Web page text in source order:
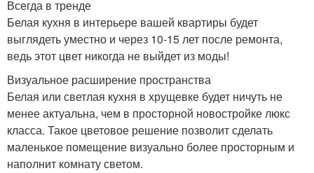
Всегда в тренде
Белая кухня в интерьере вашей квартиры будет
выглядеть уместно и через 10-15 лет после ремонта,
ведь этот цвет никогда не выйдет из моды!
Визуальное расширение пространства
Белая или светлая кухня в хрущевке будет ничуть не
менее актуальна, чем в просторной новостройке люкс
класса. Такое цветовое решение позволит сделать
маленькое помещение визуально более просторным и
наполнит комнату светом.